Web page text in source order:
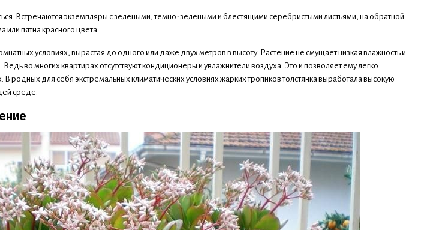
Встречаются экземпляры с зелеными, темно-зелеными и блестящими серебристыми листьями, на обратной
или пятна красного цвета.
условиях, вырастая до одного или даже двух метров в высоту. Растение не смущает низкая влажность и
во многих квартирах отсутствуют кондиционеры и увлажнители воздуха. Это и позволяет ему легко
родных для себя экстремальных климатических условиях жарких тропиков толстянка выработала высокую
среде.